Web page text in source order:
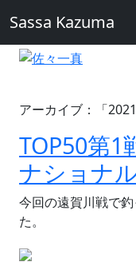
Sassa Kazuma
アーカイブ：「
TOP50第1
ナショナ
今回の遠賀川戦で
た。